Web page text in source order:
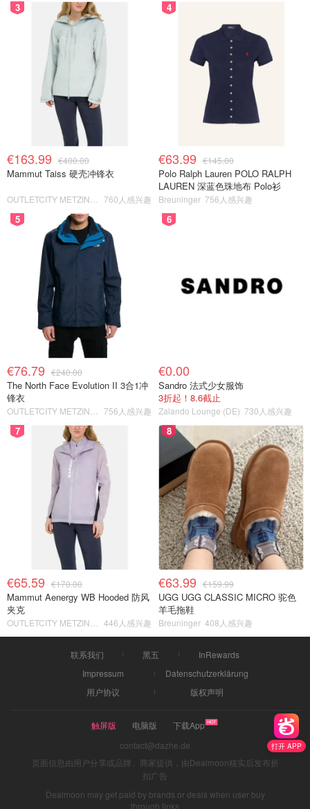
打开 APP
3
€163.99 €400.00
Mammut Taiss 硬壳冲锋衣
760人感兴趣
4
€63.99 €145.00
Polo Ralph Lauren POLO RALPH
LAUREN 深蓝色珠地布 Polo衫
Breuninger 756人感兴趣
5
€76.79 €240.00
The North Face Evolution II 3合1冲
锋衣
756人感兴趣
6
€0.00
Sandro 法式少女服饰
3折起！8.6截止
Zalando Lounge (DE) 730人感兴趣
7
€65.59 €170.00
Mammut Aenergy WB Hooded 防风
夹克
446人感兴趣
8
€63.99 €159.99
UGG UGG CLASSIC MICRO 驼色
羊毛拖鞋
Breuninger 408人感兴趣
联系我们 黑五
InRewards
Impressum
Datenschutzerklärung
用户协议
版权声明
触屏版 电脑版
下载App
contact@dazhe.de
页面信息由用户分享或品牌、商家提供，由Dealmoon核实后发布折
扣广告
Dealmoon may get paid by brands or deals when user buy
through links